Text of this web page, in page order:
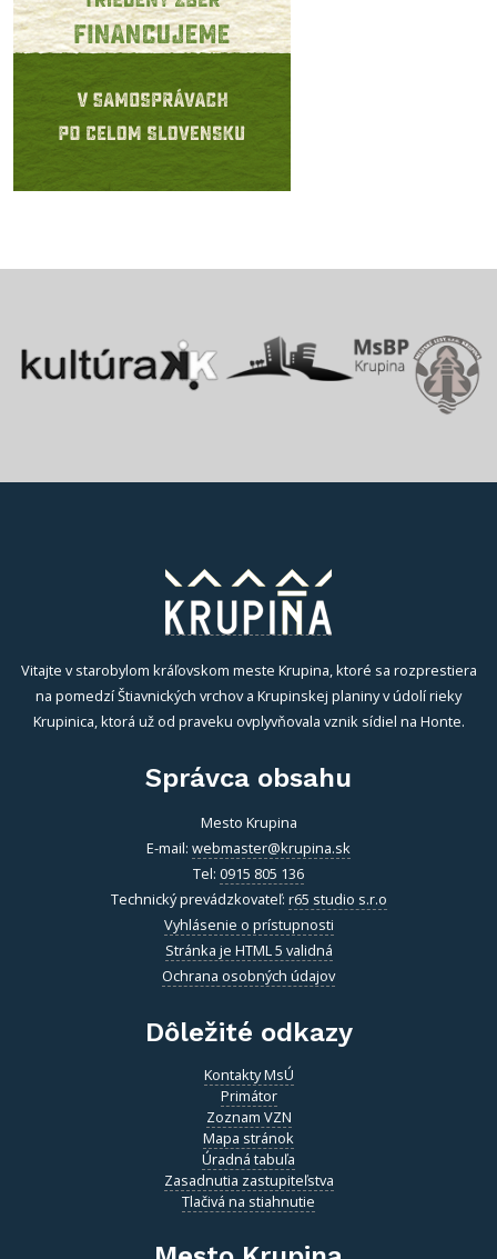
Vitajte v starobylom kráľovskom meste Krupina, ktoré sa rozprestiera
na pomedzí Štiavnických vrchov a Krupinskej planiny v údolí rieky
Krupinica, ktorá už od praveku ovplyvňovala vznik sídiel na Honte.
Správca obsahu
Mesto Krupina
E-mail: webmaster@krupina.sk
Tel: 0915 805 136
Technický prevádzkovateľ: r65 studio s.r.o
Vyhlásenie o prístupnosti
Stránka je HTML 5 validná
Ochrana osobných údajov
Dôležité odkazy
Kontakty MsÚ
Primátor
Zoznam VZN
Mapa stránok
Úradná tabuľa
Zasadnutia zastupiteľstva
Tlačivá na stiahnutie